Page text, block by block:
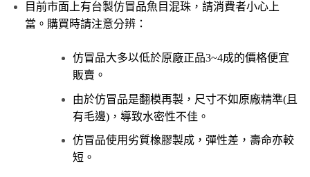
目前市面上有台製仿冒品魚目混珠，請消費者小心上
當。購買時請注意分辨：
仿冒品大多以低於原廠正品3~4成的價格便宜
販賣。
由於仿冒品是翻模再製，尺寸不如原廠精準(且
有毛邊)，導致水密性不佳。
仿冒品使用劣質橡膠製成，彈性差，壽命亦較
短。